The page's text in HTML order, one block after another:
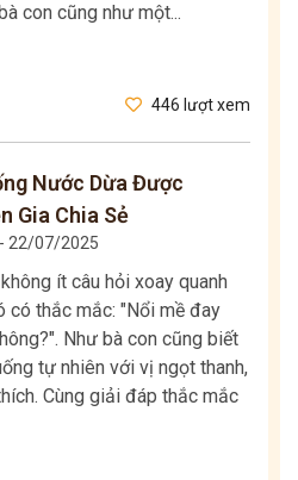
con cũng như một...
446 lượt xem
Nước Dừa Được
Gia Chia Sẻ
22/07/2025
ít câu hỏi xoay quanh
có thắc mắc: "Nổi mề đay
Như bà con cũng biết
tự nhiên với vị ngọt thanh,
Cùng giải đáp thắc mắc